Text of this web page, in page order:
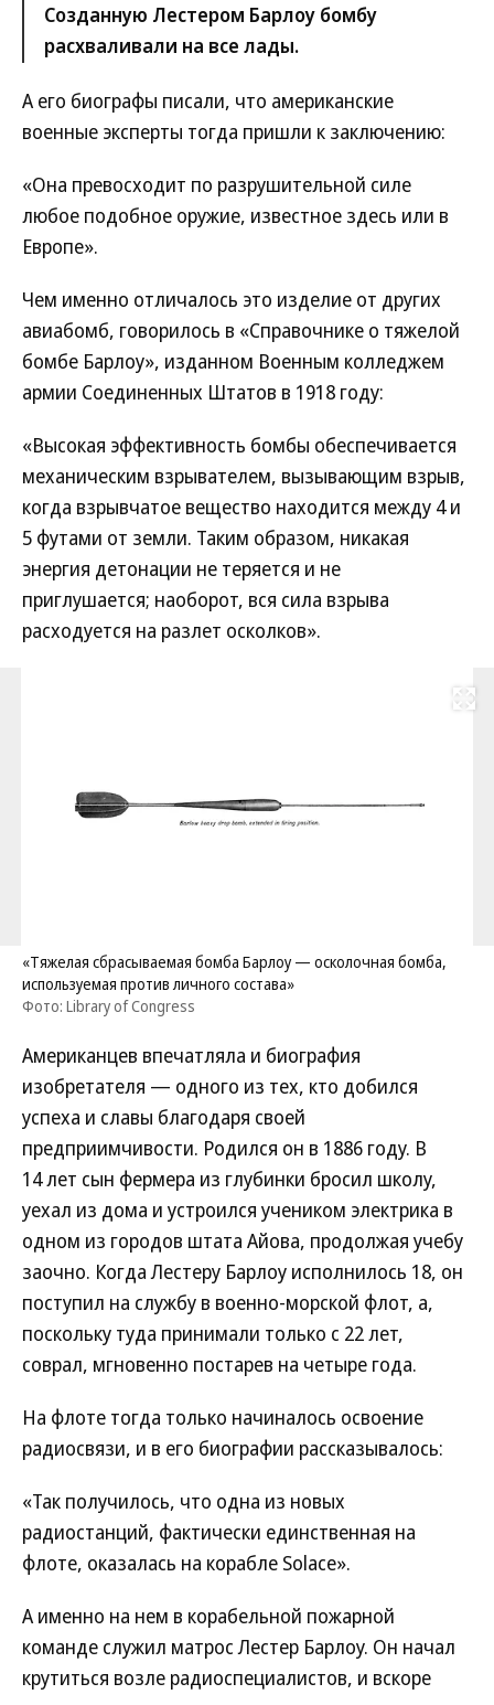
Созданную Лестером Барлоу бомбу
расхваливали на все лады.
А его биографы писали, что американские
военные эксперты тогда пришли к заключению:
«Она превосходит по разрушительной силе
любое подобное оружие, известное здесь или в
Европе».
Чем именно отличалось это изделие от других
авиабомб, говорилось в «Справочнике о тяжелой
бомбе Барлоу», изданном Военным колледжем
армии Соединенных Штатов в 1918 году:
«Высокая эффективность бомбы обеспечивается
механическим взрывателем, вызывающим взрыв,
когда взрывчатое вещество находится между 4 и
5 футами от земли. Таким образом, никакая
энергия детонации не теряется и не
приглушается; наоборот, вся сила взрыва
расходуется на разлет осколков».
«Тяжелая сбрасываемая бомба Барлоу — осколочная бомба,
используемая против личного состава»
Фото: Library of Congress
Американцев впечатляла и биография
изобретателя — одного из тех, кто добился
успеха и славы благодаря своей
предприимчивости. Родился он в 1886 году. В
14 лет сын фермера из глубинки бросил школу,
уехал из дома и устроился учеником электрика в
одном из городов штата Айова, продолжая учебу
заочно. Когда Лестеру Барлоу исполнилось 18, он
поступил на службу в военно-морской флот, а,
поскольку туда принимали только с 22 лет,
соврал, мгновенно постарев на четыре года.
На флоте тогда только начиналось освоение
радиосвязи, и в его биографии рассказывалось:
«Так получилось, что одна из новых
радиостанций, фактически единственная на
флоте, оказалась на корабле Solace».
А именно на нем в корабельной пожарной
команде служил матрос Лестер Барлоу. Он начал
крутиться возле радиоспециалистов, и вскоре